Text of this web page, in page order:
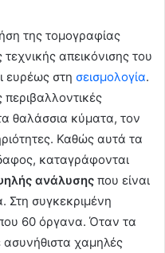
της τομογραφίας
απεικόνισης του
ευρέως στη σεισμολογία.
περιβαλλοντικές
θαλάσσια κύματα, τον
Καθώς αυτά τα
καταγράφονται
ανάλυσης που είναι
Στη συγκεκριμένη
60 όργανα. Όταν τα
ασυνήθιστα χαμηλές